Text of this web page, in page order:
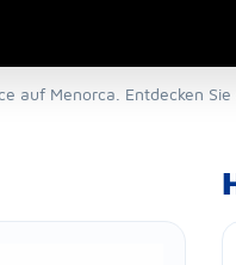
auf Menorca. Entdecken